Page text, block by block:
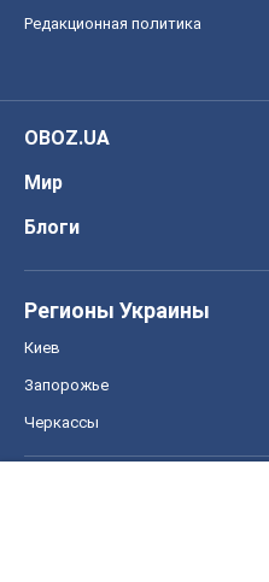
Редакционная политика
OBOZ.UA
Мир
Блоги
Регионы Украины
Киев
Запорожье
Черкассы